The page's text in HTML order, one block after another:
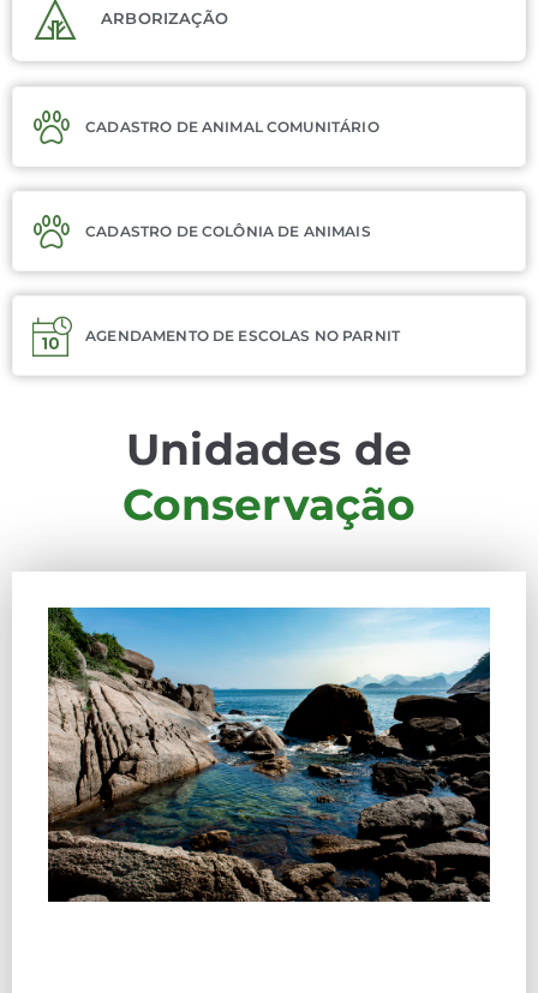
ARBORIZAÇÃO
CADASTRO DE ANIMAL COMUNITÁRIO
CADASTRO DE COLÔNIA DE ANIMAIS
AGENDAMENTO DE ESCOLAS NO PARNIT
Unidades de
Conservação